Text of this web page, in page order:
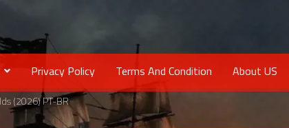
Privacy Policy Terms And Condition About US
(2026) PT-BR